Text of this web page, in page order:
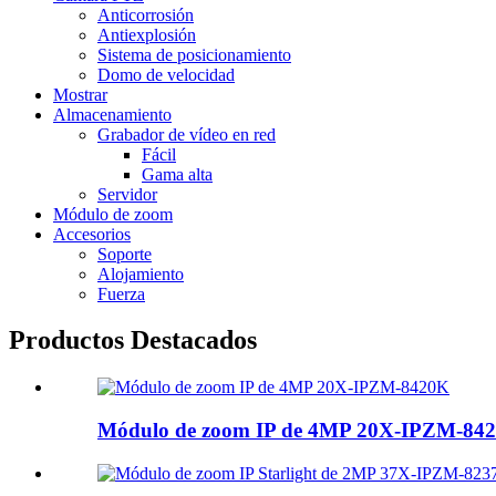
Anticorrosión
Antiexplosión
Sistema de posicionamiento
Domo de velocidad
Mostrar
Almacenamiento
Grabador de vídeo en red
Fácil
Gama alta
Servidor
Módulo de zoom
Accesorios
Soporte
Alojamiento
Fuerza
Productos Destacados
Módulo de zoom IP de 4MP 20X-IPZM-